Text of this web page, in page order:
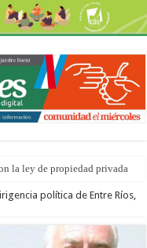
la ley de propiedad privada
¿A dónde ir? para este
política de Entre Ríos,